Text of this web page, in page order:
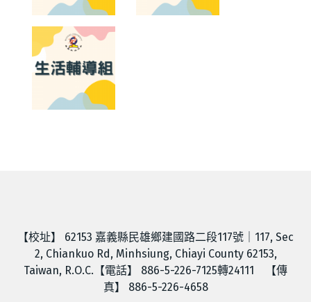
【校址】 62153 嘉義縣民雄鄉建國路二段117號｜117, Sec
2, Chiankuo Rd, Minhsiung, Chiayi County 62153,
Taiwan, R.O.C.【電話】 886-5-226-7125轉24111 【傳
真】 886-5-226-4658